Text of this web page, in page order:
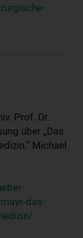
Prof. Dr.
über „Das
Michael
das-